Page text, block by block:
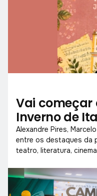
Vai começar
Inverno de
Alexandre Pires,
entre os destaques da
teatro, literatura,